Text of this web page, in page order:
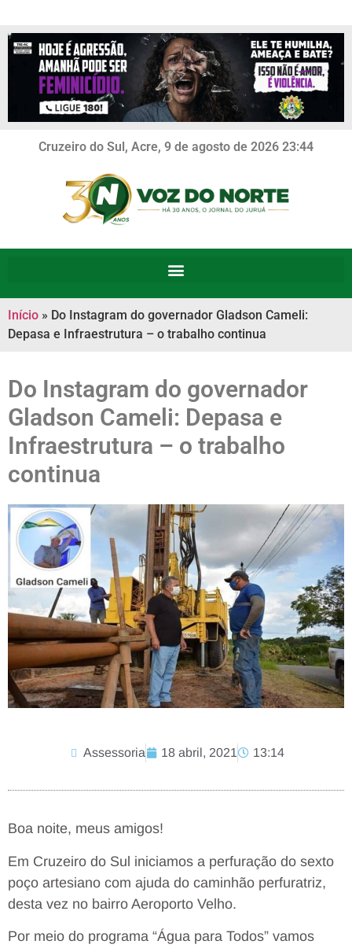
Cruzeiro do Sul, Acre, 9 de agosto de 2026 23:44
Início » Do Instagram do governador Gladson Cameli:
Depasa e Infraestrutura – o trabalho continua
Do Instagram do governador
Gladson Cameli: Depasa e
Infraestrutura – o trabalho
continua
Assessoria 18 abril, 2021 13:14
Boa noite, meus amigos!
Em Cruzeiro do Sul iniciamos a perfuração do sexto
poço artesiano com ajuda do caminhão perfuratriz,
desta vez no bairro Aeroporto Velho.
Por meio do programa “Água para Todos” vamos